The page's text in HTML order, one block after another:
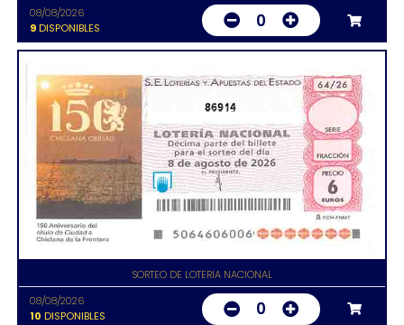
08/08/2026
9DISPONIBLES 0
86914
SORTEO DE LOTERIA NACIONAL
08/08/2026
10 DISPONIBLES 0